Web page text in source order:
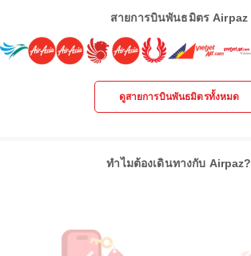
สายการบินพันธมิตร Airpaz
ดูสายการบินพันธมิตรทั้งหมด
ทำไมต้องเดินทางกับ Airpaz?